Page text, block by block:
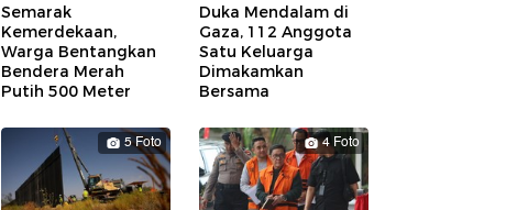
Semarak
Kemerdekaan,
Warga Bentangkan
Bendera Merah
Putih 500 Meter
Duka Mendalam di
Gaza, 112 Anggota
Satu Keluarga
Dimakamkan
Bersama
5 Foto 4 Foto